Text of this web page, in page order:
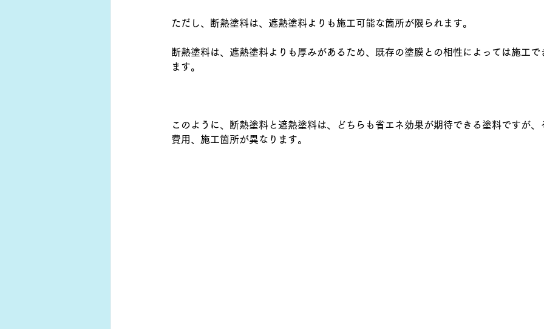
ただし、断熱塗料は、遮熱塗料よりも施工可能な箇所が限られます。
断熱塗料は、遮熱塗料よりも厚みがあるため、既存の塗膜との相性によっては施工で
ます。
このように、断熱塗料と遮熱塗料は、どちらも省エネ効果が期待できる塗料ですが、
費用、施工箇所が異なります。